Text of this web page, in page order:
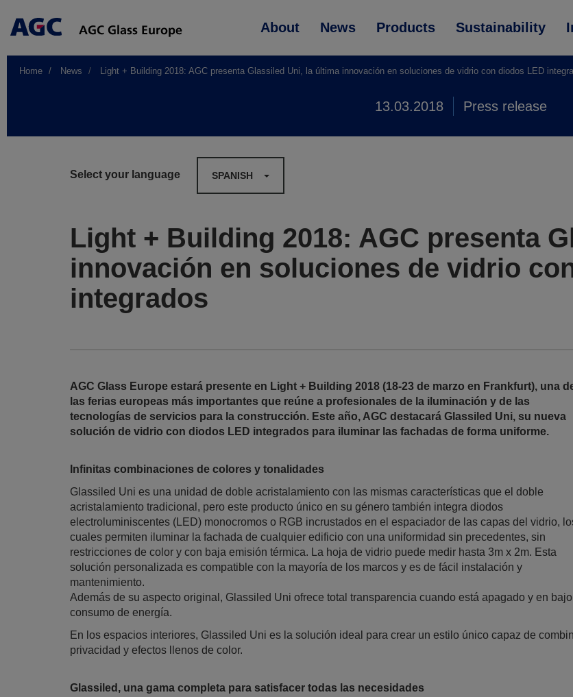
Main
About News Products Sustainability
Home News Light + Building 2018: AGC presenta Glassiled Uni, la última innovación en soluciones de vidrio con diodos LED
13.03.2018 Press release
Select your language SPANISH
Light + Building 2018: AGC presenta
innovación en soluciones de vidrio
integrados
AGC Glass Europe estará presente en Light + Building 2018 (18-23 de marzo en Frankfurt), una
las ferias europeas más importantes que reúne a profesionales de la iluminación y de las
tecnologías de servicios para la construcción. Este año, AGC destacará Glassiled Uni, su nueva
solución de vidrio con diodos LED integrados para iluminar las fachadas de forma uniforme.
Infinitas combinaciones de colores y tonalidades
Glassiled Uni es una unidad de doble acristalamiento con las mismas características que el doble
acristalamiento tradicional, pero este producto único en su género también integra diodos
electroluminiscentes (LED) monocromos o RGB incrustados en el espaciador de las capas del vidrio,
cuales permiten iluminar la fachada de cualquier edificio con una uniformidad sin precedentes, sin
restricciones de color y con baja emisión térmica. La hoja de vidrio puede medir hasta 3m x 2m. Esta
solución personalizada es compatible con la mayoría de los marcos y es de fácil instalación y
mantenimiento.
Además de su aspecto original, Glassiled Uni ofrece total transparencia cuando está apagado y en bajo
consumo de energía.
En los espacios interiores, Glassiled Uni es la solución ideal para crear un estilo único capaz de
privacidad y efectos llenos de color.
Glassiled, una gama completa para satisfacer todas las necesidades